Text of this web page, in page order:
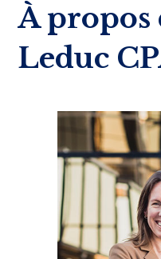
À
Leduc